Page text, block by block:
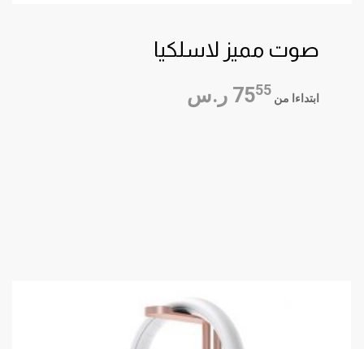
صوت مميز لاسلكيا
ابتداءا من 7555 ر.س